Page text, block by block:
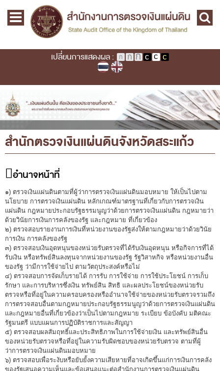
Skip to main content
Main menu
หน้าแรก
เกี่ยวกับ คตง.
นโยบายการตรวจเงินแผ่นดิน
เกี่ยวกับ ผตง.
ผู้ว่าการตรวจเงินแผ่นดิน
การบริหารและพัฒนาทรัพยากรบุคคล
เกี่ยวกับ สตง.
ประวัติสำนักงานการตรวจเงินแผ่นดิน
พรป. ว่าด้วยการตรวจเงินแผ่นดิน พ.ศ. 2561
แผนปฏิบัติราชการ ระยะ ๕ ปี (พ.ศ. ๒๕๖๖ - ๒๕๗๐)
พระราชดำรัส รัชกาลที่ 9
ผู้บริหารสำนักงานการตรวจเงินแผ่นดิน
รองผู้ว่าการตรวจเงินแผ่นดิน
ผู้ตรวจเงินแผ่นดิน (สตภ.1-15)
Advisor to State Audit Office
ผู้บริหารเทคโนโลยีสารสนเทศระดับสูง (CIO)
หน้าที่และอำนาจ และการแบ่งส่วนราชการ
หน้าที่และอำนาจ
โครงสร้างหน่วยงาน
เปลี่ยนการแสดงผล :
คุณอยู่ที่
หน้าหลัก สำนักตรวจเงินแผ่นดินจังหวัดสระแก้ว
สำนักตรวจเงินแผ่นดินจังหวัดสระแก้ว
อำนาจหน้าที่
๑) ตรวจเงินแผ่นดินตามที่ผู้ว่าการตรวจเงินแผ่นดินมอบหมาย ให้เป็นไปตาม
นโยบาย การตรวจเงินแผ่นดิน หลักเกณฑ์มาตรฐานที่เกี่ยวกับการตรวจเงิน
แผ่นดิน กฎหมายประกอบรัฐธรรมนูญว่าด้วยการตรวจเงินแผ่นดิน กฎหมายว่า
ด้วยวินัยการเงินการคลังของรัฐ และกฎหมาย ที่เกี่ยวข้อง
๒) ตรวจสอบรายงานการเงินที่หน่วยงานของรัฐส่งให้ตามกฎหมายว่าด้วยวินัย
การเงิน การคลังของรัฐ
๓) ตรวจสอบเงินอุดหนุนของหน่วยรับตรวจที่ได้รับเงินอุดหนุน หรือกิจการที่ได้
รับเงิน หรือทรัพย์สินลงทุนจากหน่วยงานของรัฐ รัฐวิสาหกิจ หรือหน่วยงานอื่น
ของรัฐ ว่ามีการใช้จ่ายไป ตามวัตถุประสงค์หรือไม่
๔) ตรวจสอบการจัดเก็บรายได้ การรับ การใช้จ่าย การใช้ประโยชน์ การเก็บ
รักษา และการบริหารซึ่งเงิน ทรัพย์สิน สิทธิ และผลประโยชน์ของหน่วยรับ
ตรวจหรือที่อยู่ในความครอบครองหรืออำนาจใช้จ่ายของหน่วยรับตรวจรวมถึง
การตรวจสอบอื่นตามกฎหมายประกอบรัฐธรรมนูญว่าด้วยการตรวจเงินแผ่นดิน
และกฎหมายอื่นที่เกี่ยวข้องว่าเป็นไปตามกฎหมาย ระเบียบ ข้อบังคับ มติคณะ
รัฐมนตรี แบบแผนการปฏิบัติราชการและสัญญา
๕) ตรวจสอบผลสัมฤทธิ์และประสิทธิภาพในการใช้จ่ายเงิน และทรัพย์สินอื่น
ของหน่วยรับตรวจหรือที่อยู่ในความรับผิดชอบของหน่วยรับตรวจ ตามที่ผู้
ว่าการตรวจเงินแผ่นดินมอบหมาย
๖) ตรวจสอบเพื่อระงับหรือยับยั้งความเสียหายที่อาจเกิดขึ้นแก่การเงินการคลัง
ของรัฐเสนอความเห็นและข้อเสนอแนะต่อสำนักงานการตรวจเงินแผ่นดิน